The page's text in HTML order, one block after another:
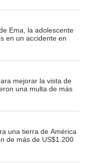
Ema, la adolescente
en un accidente en
mejorar la vista de
una multa de más
una tierra de América
de más de US$1.200